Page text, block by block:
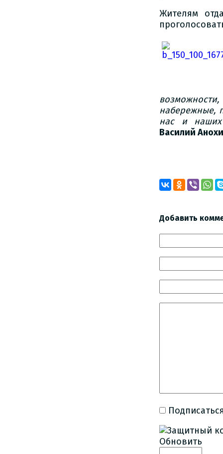
Жителям
набережные,
нас и наших
Василий
Добавить
Обновить